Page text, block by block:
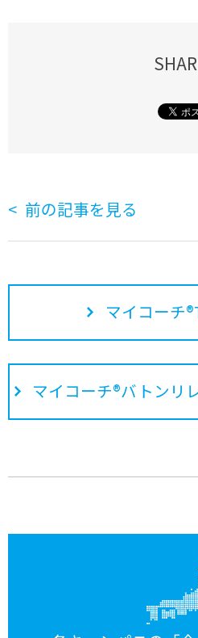
前の記事を見る
マイコーチ
マイコーチ®バトンリ